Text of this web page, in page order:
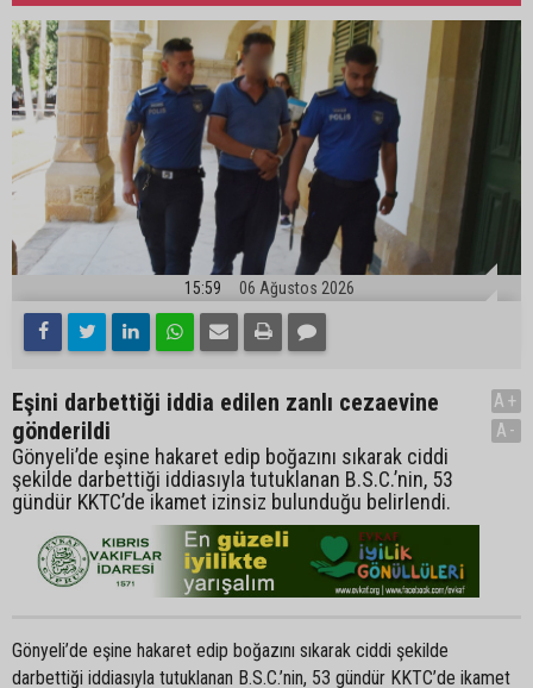
15:59 06 Ağustos 2026
Eşini darbettiği iddia edilen zanlı cezaevine
gönderildi
Gönyeli’de eşine hakaret edip boğazını sıkarak ciddi
şekilde darbettiği iddiasıyla tutuklanan B.S.C.’nin, 53
gündür KKTC’de ikamet izinsiz bulunduğu belirlendi.
A+
A-
Gönyeli’de eşine hakaret edip boğazını sıkarak ciddi şekilde
darbettiği iddiasıyla tutuklanan B.S.C.’nin, 53 gündür KKTC’de ikamet